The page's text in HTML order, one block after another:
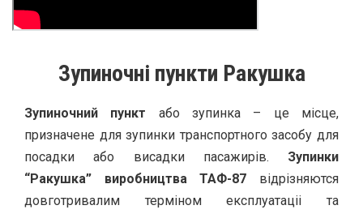
Зупиночні пункти Ракушка
Зупиночний пункт або зупинка – це місце,
призначене для зупинки транспортного засобу для
посадки або висадки пасажирів. Зупинки
“Ракушка” виробництва ТАФ-87 відрізняются
довготривалим терміном експлуатаціі та